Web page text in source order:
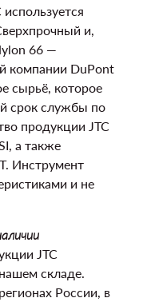
и,
66 —
компании DuPont
сырьё, которое
срок службы по
продукции JTC
а также
Инструмент
и не
JTC
складе.
России, в